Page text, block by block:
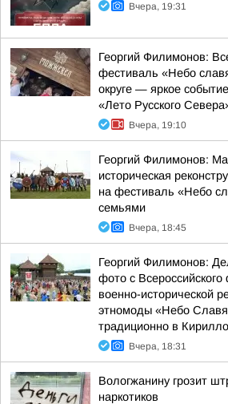
Вчера, 19:31
Георгий Филимонов:
фестиваль «Небо
округе — яркое
«Лето Русского
Вчера, 19:10
Георгий Филимонов:
историческая
на фестиваль «Небо
семьями
Вчера, 18:45
Георгий Филимонов:
фото с
военно-исторической
этномоды «Небо
традиционно в
Вчера, 18:31
Вологжанину грозит
наркотиков